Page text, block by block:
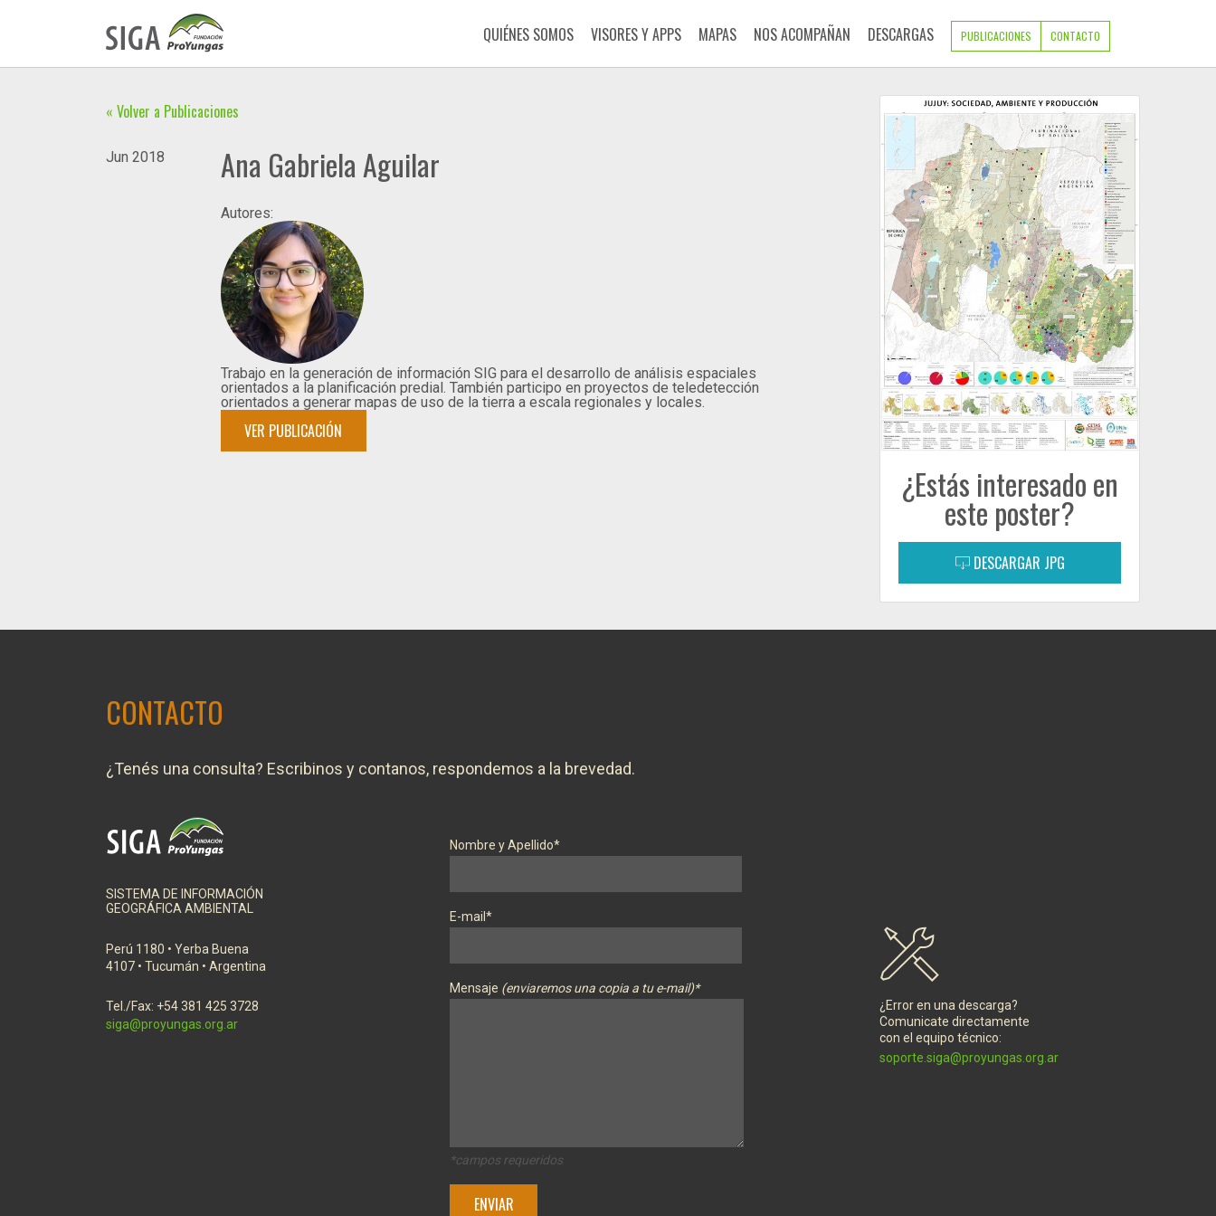
QUIÉNES SOMOS VISORES Y APPS MAPAS NOS ACOMPAÑAN DESCARGAS PUBLICACIONES CONTACTO
« Volver a Publicaciones
Jun 2018 Ana Gabriela Aguilar
Autores:
Trabajo en la generación de información SIG para el desarrollo de análisis espaciales
orientados a la planificación predial. También participo en proyectos de teledetección
orientados a generar mapas de uso de la tierra a escala regionales y locales.
VER PUBLICACIÓN
¿Estás interesado en
este poster?
DESCARGAR JPG
CONTACTO
¿Tenés una consulta? Escribinos y contanos, respondemos a la brevedad.
SISTEMA DE INFORMACIÓN
GEOGRÁFICA AMBIENTAL
Perú 1180 • Yerba Buena
4107 • Tucumán • Argentina
Tel./Fax: +54 381 425 3728
siga@proyungas.org.ar
Nombre y Apellido*
E-mail*
Mensaje (enviaremos una copia a tu e-mail)*
*campos requeridos
¿Error en una descarga?
Comunicate directamente
con el equipo técnico:
soporte.siga@proyungas.org.ar